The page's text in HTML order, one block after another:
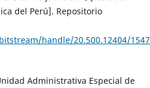
del Perú]. Repositorio
handle/20.500.12404/15471/
Administrativa Especial de